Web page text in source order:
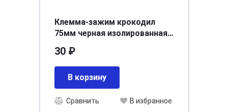
Клемма-зажим крокодил
75мм черная изолированная
30 ₽
В корзину
Сравнить В избранное